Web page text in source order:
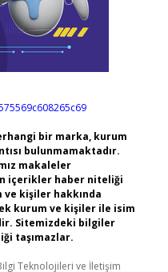
bir marka, kurum
bulunmamaktadır.
makaleler
içerikler haber niteliği
kişiler hakkında
kurum ve kişiler ile isim
Sitemizdeki bilgiler
taşımazlar.
Teknolojileri ve İletişim